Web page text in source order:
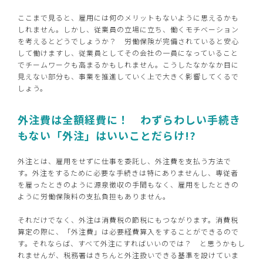
ここまで見ると、雇用には何のメリットもないように思えるかも
しれません。しかし、従業員の立場に立ち、働くモチベーション
を考えるとどうでしょうか？ 労働保険が完備されていると安心
して働けますし、従業員としてその会社の一員になっていること
でチームワークも高まるかもしれません。こうしたなかなか目に
見えない部分も、事業を推進していく上で大きく影響してくるで
しょう。
外注費は全額経費に！ わずらわしい手続き
もない「外注」はいいことだらけ!?
外注とは、雇用をせずに仕事を委託し、外注費を支払う方法で
す。外注をするために必要な手続きは特にありませんし、専従者
を雇ったときのように源泉徴収の手間もなく、雇用をしたときの
ように労働保険料の支払負担もありません。
それだけでなく、外注は消費税の節税にもつながります。消費税
算定の際に、「外注費」は必要経費算入をすることができるので
す。それならば、すべて外注にすればいいのでは？ と思うかもし
れませんが、税務署はきちんと外注扱いできる基準を設けていま